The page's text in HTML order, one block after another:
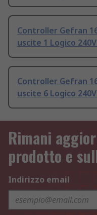
Controller Gefran
uscite 1 Logico
Controller Gefran
uscite 6 Logico
Rimani
prodotto e
Indirizzo email